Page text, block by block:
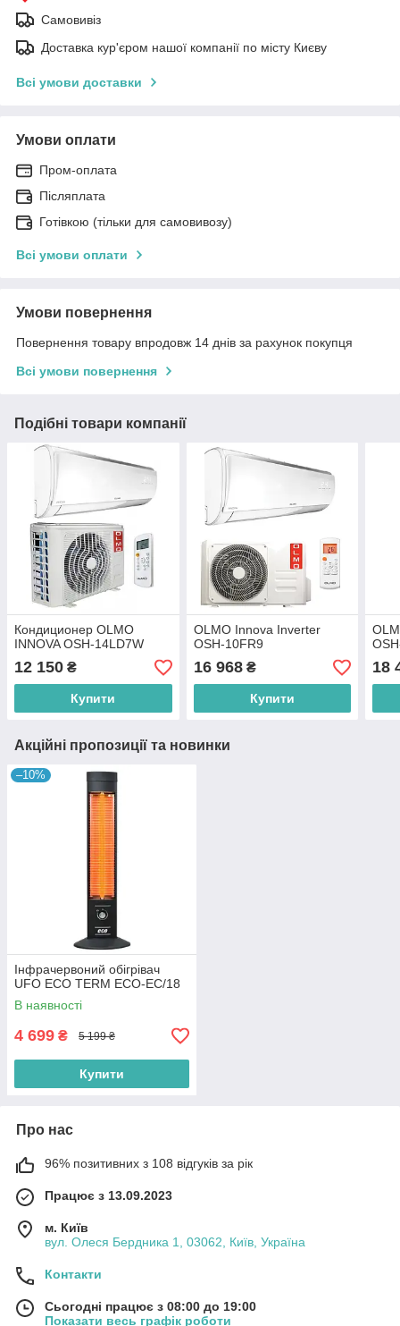
Самовивіз
Доставка кур'єром нашої компанії по місту Києву
Всі умови доставки
Умови оплати
Пром-оплата
Післяплата
Готівкою (тільки для самовивозу)
Всі умови оплати
Умови повернення
Повернення товару впродовж 14 днів за рахунок покупця
Всі умови повернення
Подібні товари компанії
Кондиционер OLMO
INNOVA OSH-14LD7W
12 150 ₴
Купити
OLMO Innova Inverter
OSH-10FR9
16 968₴
Купити
18
Акційні пропозиції та новинки
–10%
Інфрачервоний обігрівач
UFO ECO TERM ECO-EC/18
В наявності
4 699 ₴ 5 199 ₴
Купити
Про нас
96% позитивних з 108 відгуків за рік
Працює з 13.09.2023
м. Київ
вул. Олеся Бердника 1, 03062, Київ, Україна
Контакти
Сьогодні працює з 08:00 до 19:00
Показати весь графік роботи